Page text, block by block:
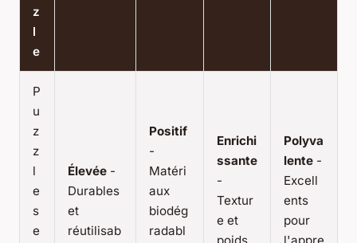
z
l
e
P
u
z
z
l
e
s
e
Élevée -
Durables
et
réutilisab
Positif
-
Matéri
aux
biodég
radabl
Enrichi
ssante
-
Textur
e et
poids
Polyva
lente -
Excell
ents
pour
l'appre